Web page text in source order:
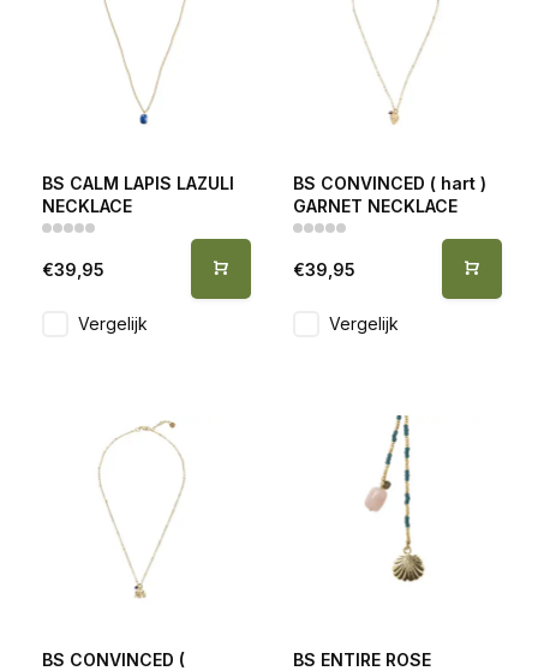
BS CALM LAPIS LAZULI
NECKLACE
€39,95
Vergelijk
BS CONVINCED ( hart )
GARNET NECKLACE
€39,95
Vergelijk
BS CONVINCED (
BS ENTIRE ROSE